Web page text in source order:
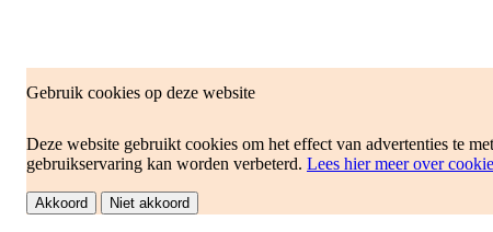
Gebruik cookies op deze website
Deze website gebruikt cookies om het effect van advertenties te
gebruikservaring kan worden verbeterd. Lees hier meer over
Akkoord Niet akkoord